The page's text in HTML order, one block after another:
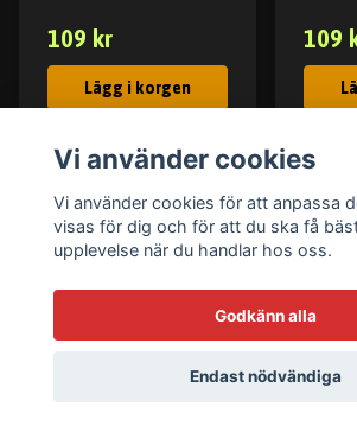
109 kr
Lägg i korgen
109
Vi använder cookies
Vi använder cookies för att anpassa
visas för dig och för att du ska få
upplevelse när du handlar hos oss.
Godkänn alla
Endast nödvändiga